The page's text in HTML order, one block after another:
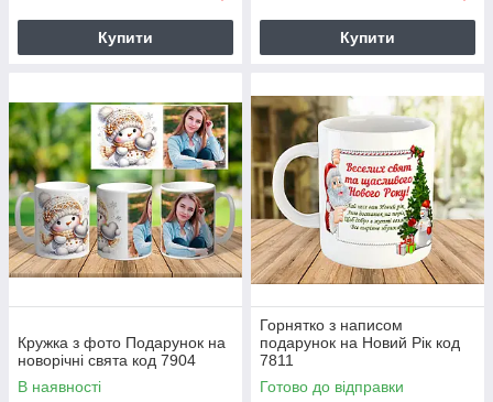
Купити Купити
Кружка з фото Подарунок на
новорічні свята код 7904
В наявності
Горнятко з написом
подарунок на Новий Рік код
7811
Готово до відправки